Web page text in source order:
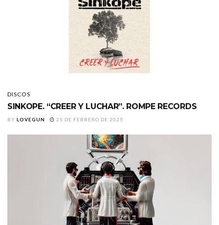
DISCOS
SINKOPE. “CREER Y LUCHAR”. ROMPE RECORDS
BY LOVEGUN 25 DE FEBRERO DE 2025